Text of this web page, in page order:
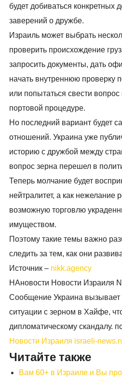
будет добиваться конкретных
заверений о дружбе.
Израиль может выбрать
проверить происхождение
запросить документы, дать
начать внутреннюю проверку
или попытаться свести
портовой процедуре.
Но последний вариант будет
отношений. Украина уже
историю с дружбой между
вопрос зерна перешел в
Теперь молчание будет
нейтралитет, а как нежелание
возможную торговлю
имуществом.
Поэтому такие темы важно
следить за тем, как они
Источник – nikk.agency
НАновости Новости Израиля
Сообщение Украина вызывает
ситуации с зерном в Хайфе,
дипломатическому скандалу.
Новости Израиля israeli-
Читайте также
Вам 60+ в Израиле и Вы